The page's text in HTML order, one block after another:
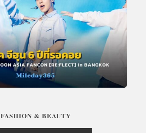
FASHION & BEAUTY